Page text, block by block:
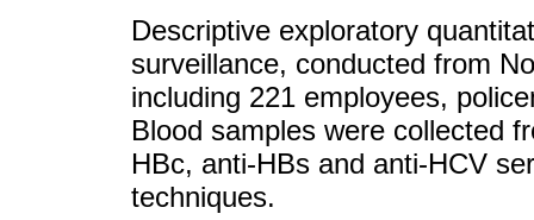
Descriptive exploratory
surveillance, conducted from
including 221 employees,
Blood samples were collected
HBc, anti-HBs and anti-HCV
techniques.